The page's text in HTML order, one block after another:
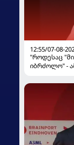
12:55/07-08-
"როდესაც
იბრძოლო" -